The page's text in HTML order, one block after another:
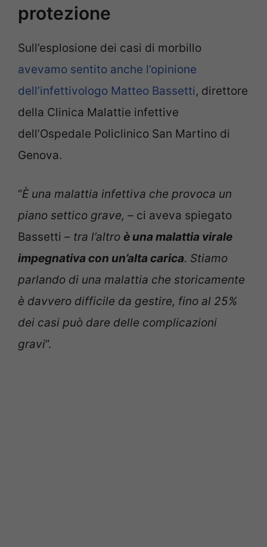
protezione
Sull’esplosione dei casi di morbillo
avevamo sentito anche l’opinione
dell’infettivologo Matteo Bassetti, direttore
della Clinica Malattie infettive
dell’Ospedale Policlinico San Martino di
Genova.
“È una malattia infettiva che provoca un
piano settico grave, – ci aveva spiegato
Bassetti – tra l’altro è una malattia virale
impegnativa con un’alta carica. Stiamo
parlando di una malattia che storicamente
è davvero difficile da gestire, fino al 25%
dei casi può dare delle complicazioni
gravi”.